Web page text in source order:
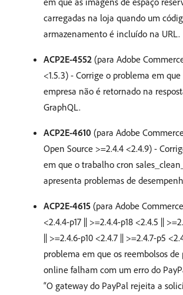
carregadas na loja quando um
armazenamento é incluído na URL.
ACP2E-4552 (para Adobe
<1.5.3) - Corrige o problema em
empresa não é retornado na
GraphQL.
ACP2E-4610 (para Adobe
Open Source >=2.4.4 <2.4.9) -
em que o trabalho cron
apresenta problemas de
ACP2E-4615 (para Adobe
<2.4.4-p17 || >=2.4.4-p18 <2.4.5 ||
|| >=2.4.6-p10 <2.4.7 || >=2.4.7-p5
problema em que os reembolsos de
online falham com um erro do
“O gateway do PayPal rejeita a